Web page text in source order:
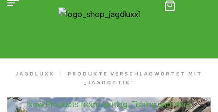
JAGDLUXX /
PRODUKTE VERSCHLAGWORTET MIT
„JAGDOPTIK“
New Products from Hunting, Fishing and More